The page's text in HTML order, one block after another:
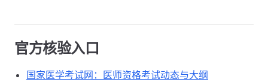
官方核验入口
国家医学考试网：医师资格考试动态与大纲